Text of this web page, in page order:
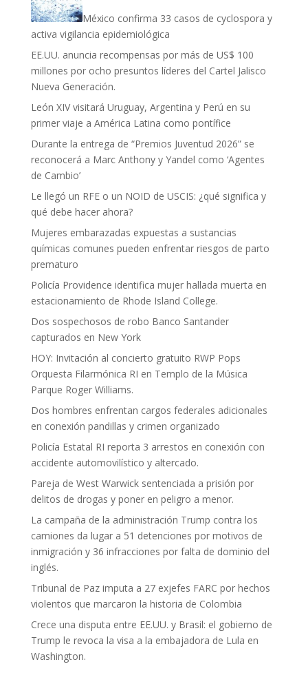
México confirma 33 casos de cyclospora y
activa vigilancia epidemiológica
EE.UU. anuncia recompensas por más de US$ 100
millones por ocho presuntos líderes del Cartel Jalisco
Nueva Generación.
León XIV visitará Uruguay, Argentina y Perú en su
primer viaje a América Latina como pontífice
Durante la entrega de “Premios Juventud 2026” se
reconocerá a Marc Anthony y Yandel como ‘Agentes
de Cambio’
Le llegó un RFE o un NOID de USCIS: ¿qué significa y
qué debe hacer ahora?
Mujeres embarazadas expuestas a sustancias
químicas comunes pueden enfrentar riesgos de parto
prematuro
Policía Providence identifica mujer hallada muerta en
estacionamiento de Rhode Island College.
Dos sospechosos de robo Banco Santander
capturados en New York
HOY: Invitación al concierto gratuito RWP Pops
Orquesta Filarmónica RI en Templo de la Música
Parque Roger Williams.
Dos hombres enfrentan cargos federales adicionales
en conexión pandillas y crimen organizado
Policía Estatal RI reporta 3 arrestos en conexión con
accidente automovilístico y altercado.
Pareja de West Warwick sentenciada a prisión por
delitos de drogas y poner en peligro a menor.
La campaña de la administración Trump contra los
camiones da lugar a 51 detenciones por motivos de
inmigración y 36 infracciones por falta de dominio del
inglés.
Tribunal de Paz imputa a 27 exjefes FARC por hechos
violentos que marcaron la historia de Colombia
Crece una disputa entre EE.UU. y Brasil: el gobierno de
Trump le revoca la visa a la embajadora de Lula en
Washington.